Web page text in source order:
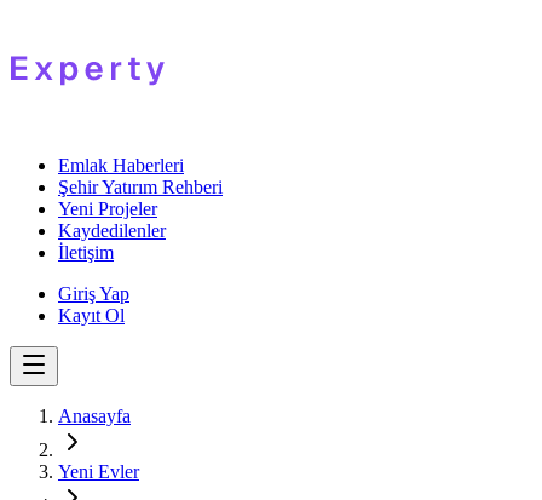
Emlak Haberleri
Şehir Yatırım Rehberi
Yeni Projeler
Kaydedilenler
İletişim
Giriş Yap
Kayıt Ol
Anasayfa
Yeni Evler